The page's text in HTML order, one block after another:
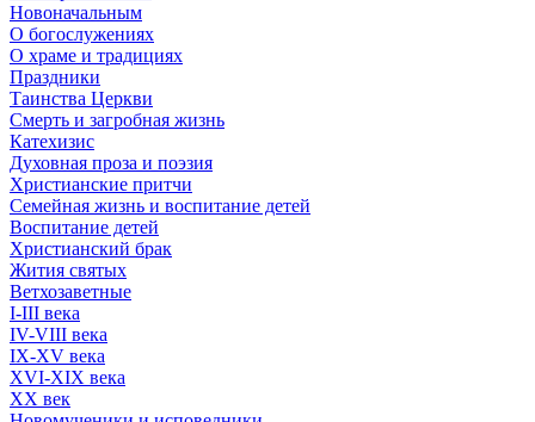
Новоначальным
О богослужениях
О храме и традициях
Праздники
Таинства Церкви
Смерть и загробная жизнь
Катехизис
Духовная проза и поэзия
Христианские притчи
Семейная жизнь и воспитание детей
Воспитание детей
Христианский брак
Жития святых
Ветхозаветные
I-III века
IV-VIII века
IX-XV века
XVI-XIX века
XX век